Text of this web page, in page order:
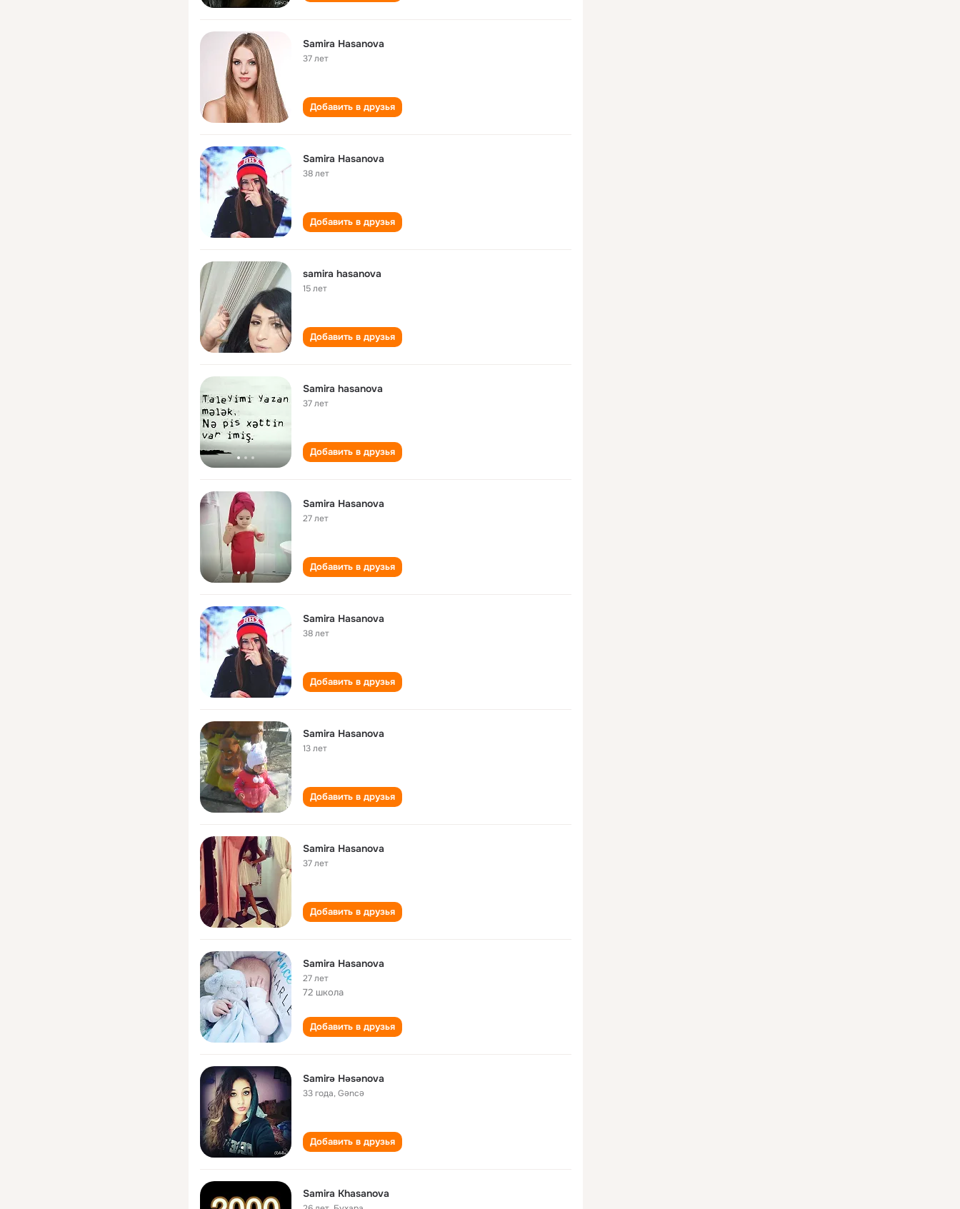
Samira Hasanova
37 лет
Добавить в друзья
Samira Hasanova
38 лет
Добавить в друзья
samira hasanova
15 лет
Добавить в друзья
Samira hasanova
37 лет
Добавить в друзья
Samira Hasanova
27 лет
Добавить в друзья
Samira Hasanova
38 лет
Добавить в друзья
Samira Hasanova
13 лет
Добавить в друзья
Samira Hasanova
37 лет
Добавить в друзья
Samira Hasanova
27 лет
72 школа
Добавить в друзья
Samirə Həsənova
33 года,Gəncə
Добавить в друзья
Samira Khasanova